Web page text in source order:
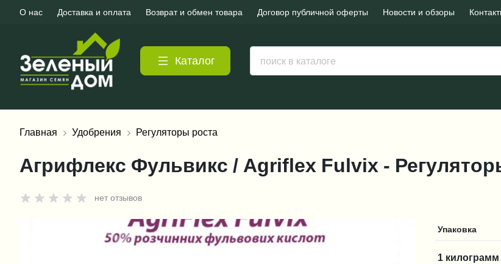
О нас Доставка и оплата Возврат и обмен товара Договор публичной оферты Новости и обзоры
Каталог
Главная Удобрения Регуляторы роста
Агрифлекс Фульвикс / Agriflex Fulvix -
нет отзывов
Упаковка
1 килограмм